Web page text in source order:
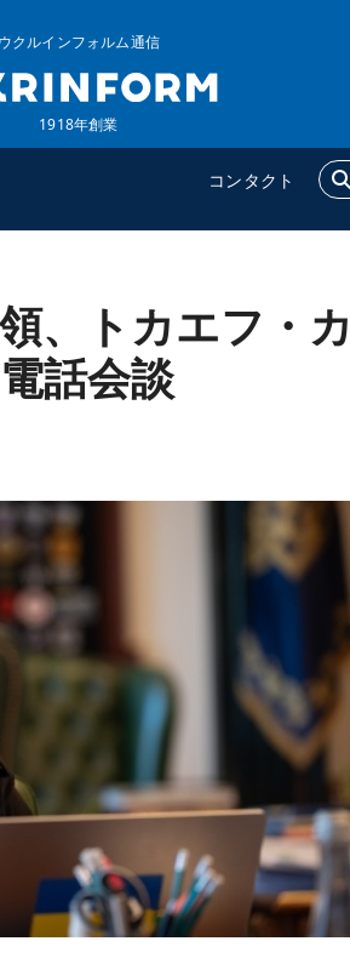
ウクルインフォルム通信
1918年創業
コンタクト
追加
特集
インタビュー
、トカエフ・
話会談